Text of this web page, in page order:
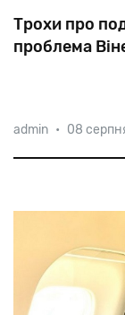
Трохи про
проблема
на Олімпіаді у
етнічна
admin • 08